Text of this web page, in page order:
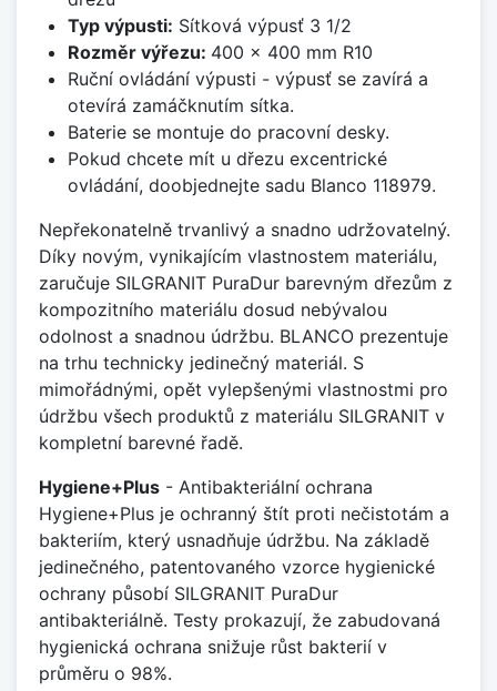
Typ výpusti: Sítková výpusť 3 1/2
Rozměr výřezu: 400 x 400 mm R10
Ruční ovládání výpusti - výpusť se zavírá a
otevírá zamáčknutím sítka.
Baterie se montuje do pracovní desky.
Pokud chcete mít u dřezu excentrické
ovládání, doobjednejte sadu Blanco 118979.
Nepřekonatelně trvanlivý a snadno udržovatelný.
Díky novým, vynikajícím vlastnostem materiálu,
zaručuje SILGRANIT PuraDur barevným dřezům z
kompozitního materiálu dosud nebývalou
odolnost a snadnou údržbu. BLANCO prezentuje
na trhu technicky jedinečný materiál. S
mimořádnými, opět vylepšenými vlastnostmi pro
údržbu všech produktů z materiálu SILGRANIT v
kompletní barevné řadě.
Hygiene+Plus - Antibakteriální ochrana
Hygiene+Plus je ochranný štít proti nečistotám a
bakteriím, který usnadňuje údržbu. Na základě
jedinečného, patentovaného vzorce hygienické
ochrany působí SILGRANIT PuraDur
antibakteriálně. Testy prokazují, že zabudovaná
hygienická ochrana snižuje růst bakterií v
průměru o 98%.